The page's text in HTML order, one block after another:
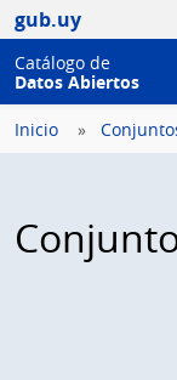
gub.uy
Catálogo de
Datos Abiertos
Inicio